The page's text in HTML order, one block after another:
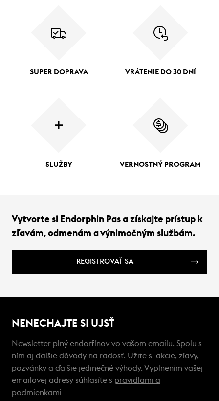
SUPER DOPRAVA VRÁTENIE DO 30 DNÍ
SLUŽBY VERNOSTNÝ PROGRAM
Vytvorte si Endorphin Pas a získajte prístup k
zľavám, odmenám a výnimočným službám.
REGISTROVAŤ SA
NENECHAJTE SI UJSŤ
Newsletter plný endorfínov vo vašom emailu. Spolu s
ním aj ďalšie dôvody na radosť. Užite si akcie, zľavy,
pozvánky a ďalšie jedinečné výhody. Vyplnením vašej
emailovej adresy súhlasíte s pravidlami a
podmienkami